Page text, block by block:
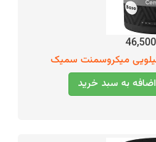
اضافه به سبد خرید